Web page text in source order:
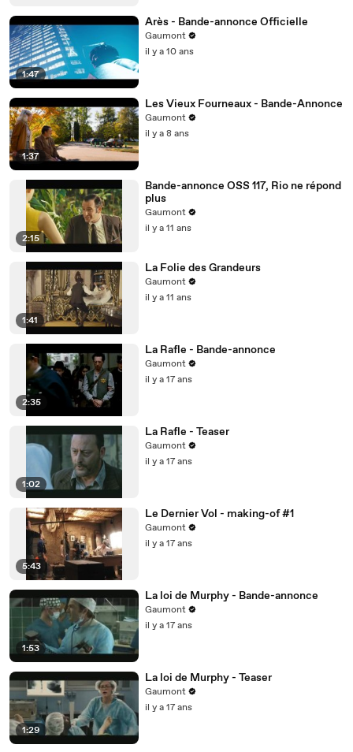
1:47
Arès - Bande-annonce Officielle
Gaumont
il y a 10 ans
1:37
Les Vieux Fourneaux - Bande-Annonce
Gaumont
il y a 8 ans
2:15
Bande-annonce OSS 117, Rio ne répond
plus
Gaumont
il y a 11 ans
1:41
La Folie des Grandeurs
Gaumont
il y a 11 ans
2:35
La Rafle - Bande-annonce
Gaumont
il y a 17 ans
1:02
La Rafle - Teaser
Gaumont
il y a 17 ans
5:43
Le Dernier Vol - making-of #1
Gaumont
il y a 17 ans
1:53
La loi de Murphy - Bande-annonce
Gaumont
il y a 17 ans
1:29
La loi de Murphy - Teaser
Gaumont
il y a 17 ans